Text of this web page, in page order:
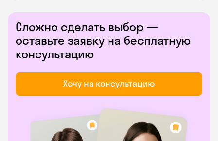
Сложно сделать выбор —
оставьте заявку на бесплатную
консультацию
Хочу на консультацию